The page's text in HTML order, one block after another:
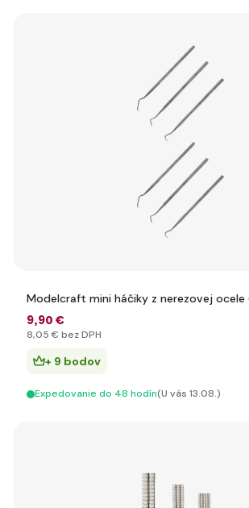
Modelcraft mini háčiky z nerezovej ocele
9,90 €
8,05 € bez DPH
+ 9 bodov
Expedovanie do 48 hodín(U vás 13.08.)